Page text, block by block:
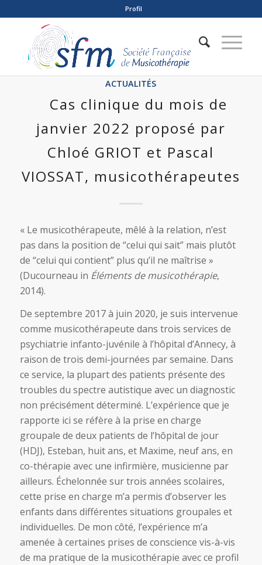
Profil
ACTUALITÉS
Cas clinique du mois de
janvier 2022 proposé par
Chloé GRIOT et Pascal
VIOSSAT, musicothérapeutes
« Le musicothérapeute, mêlé à la relation, n’est
pas dans la position de “celui qui sait” mais plutôt
de “celui qui contient” plus qu’il ne maîtrise »
(Ducourneau in Éléments de musicothérapie,
2014).
De septembre 2017 à juin 2020, je suis intervenue
comme musicothérapeute dans trois services de
psychiatrie infanto-juvénile à l’hôpital d’Annecy, à
raison de trois demi-journées par semaine. Dans
ce service, la plupart des patients présente des
troubles du spectre autistique avec un diagnostic
non précisément déterminé. L’expérience que je
rapporte ici se réfère à la prise en charge
groupale de deux patients de l’hôpital de jour
(HDJ), Esteban, huit ans, et Maxime, neuf ans, en
co-thérapie avec une infirmière, musicienne par
ailleurs. Échelonnée sur trois années scolaires,
cette prise en charge m’a permis d’observer les
enfants dans différentes situations groupales et
individuelles. De mon côté, l’expérience m’a
amenée à certaines prises de conscience vis-à-vis
de ma pratique de la musicothérapie avec ce profil